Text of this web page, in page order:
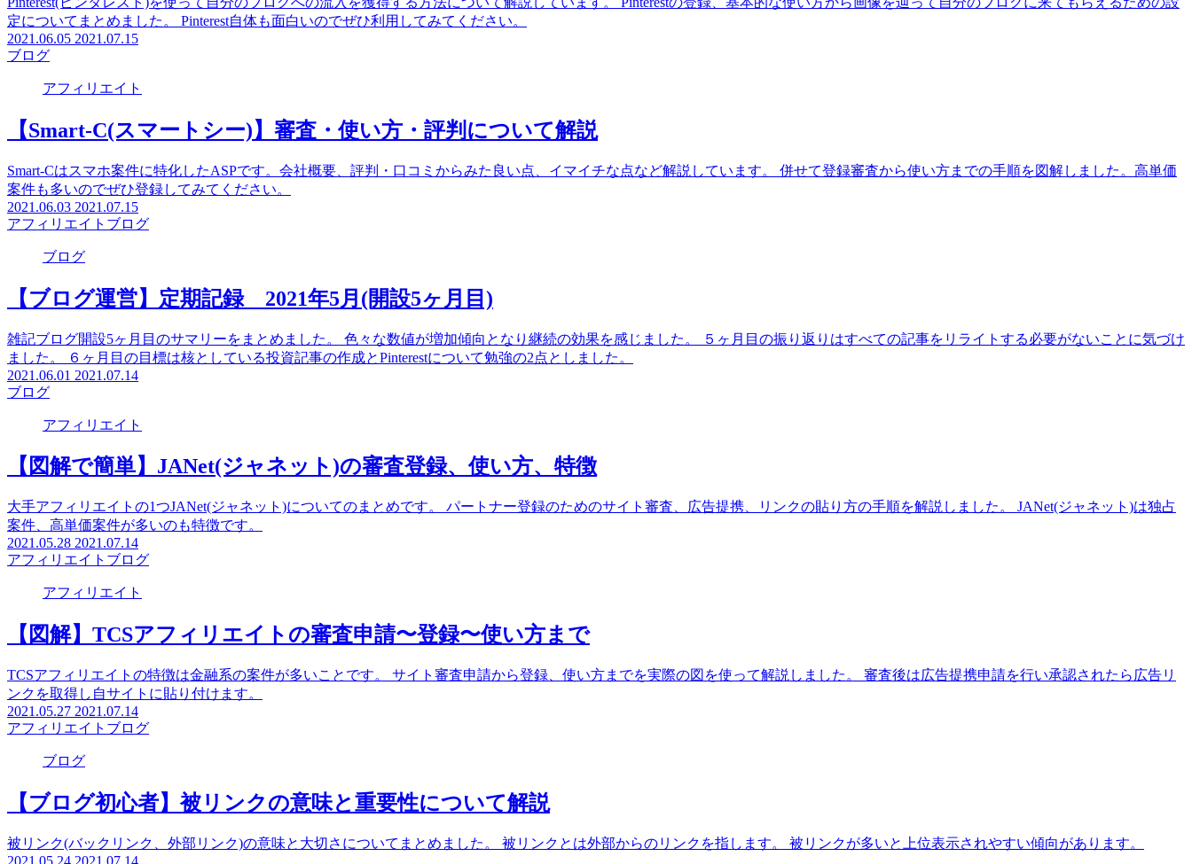
Twitterをうまく使ってあげることがコツになります。
2021.06.27 2021.07.15
アフィリエイト ブログ
定についてまとめました。 Pinterest自体も面白いのでぜひ利用してみてください。
2021.06.05 2021.07.15
ブログ
案件も多いのでぜひ登録してみてください。
2021.06.032021.07.15
アフィリエイト ブログ
ました。 ６ヶ月目の目標は核としている投資記事の作成とPinterestについて勉強の2点としました。
2021.06.012021.07.14
ブログ
案件、高単価案件が多いのも特徴です。
2021.05.28 2021.07.14